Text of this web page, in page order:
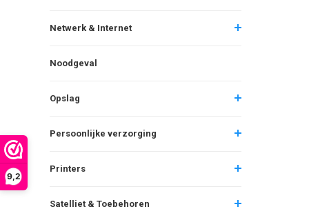
9,2
Netwerk & Internet
Noodgeval
Opslag
Persoonlijke verzorging
Printers
Satelliet & Toebehoren